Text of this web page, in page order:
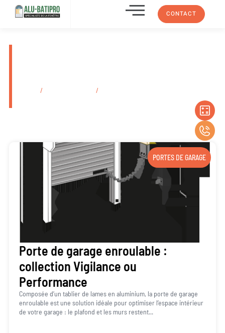
CONTACT
/ /
PORTES DE GARAGE
Porte de garage enroulable :
collection Vigilance ou
Performance
Composée d’un tablier de lames en aluminium, la porte de garage
enroulable est une solution idéale pour optimiser l’espace intérieur
de votre garage : le plafond et les murs restent...